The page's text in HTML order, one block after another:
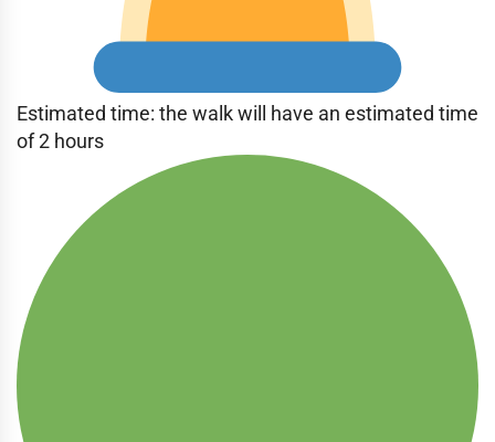
Estimated time: the walk will have an estimated time
of 2 hours